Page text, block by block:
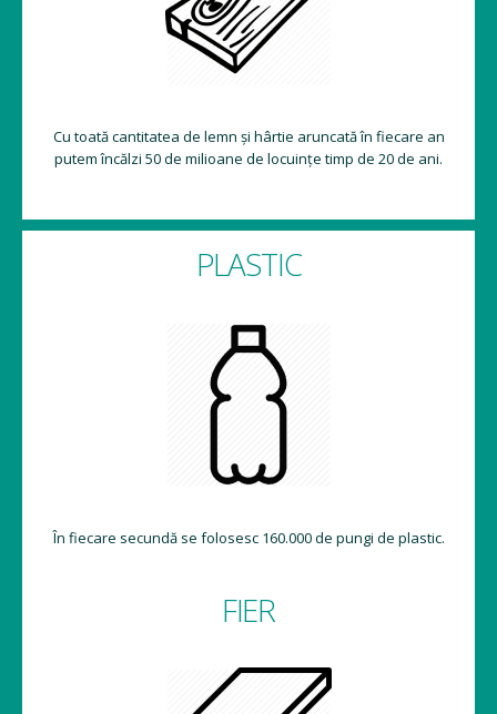
Cu toată cantitatea de lemn și hârtie aruncată în fiecare an
putem încălzi 50 de milioane de locuințe timp de 20 de ani.
PLASTIC
În fiecare secundă se folosesc 160.000 de pungi de plastic.
FIER